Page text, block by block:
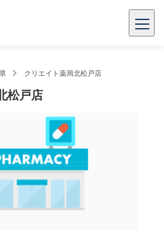
クリエイト薬局北松戸店
松戸店